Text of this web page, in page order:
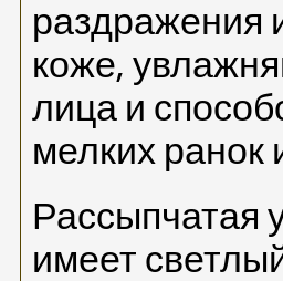
раздражения
коже,
лица и
мелких
Рассыпчатая
имеет